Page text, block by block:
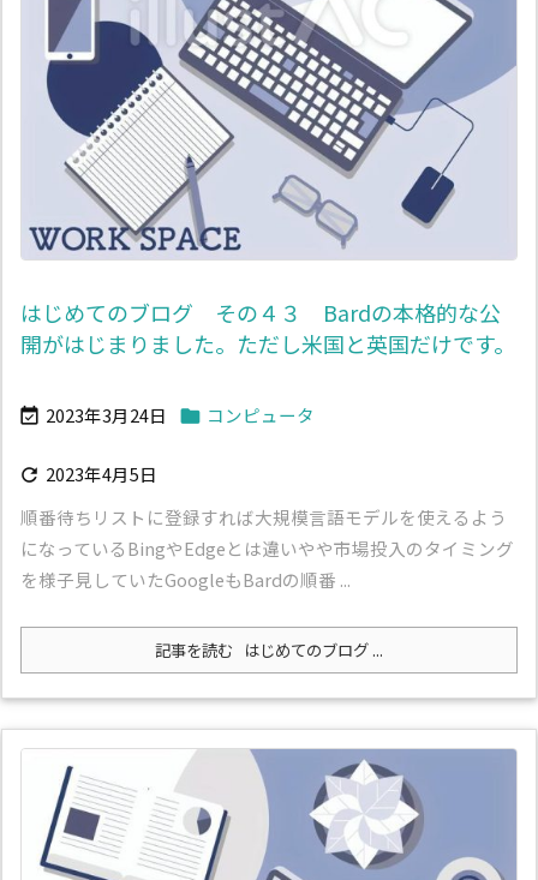
はじめてのブログ その４３ Bardの本格的な公
開がはじまりました。ただし米国と英国だけです。
 2023年3月24日  コンピュータ
 2023年4月5日
順番待ちリストに登録すれば大規模言語モデルを使えるよう
になっているBingやEdgeとは違いやや市場投入のタイミング
を様子見していたGoogleもBardの順番 ...
記事を読む はじめてのブログ ...